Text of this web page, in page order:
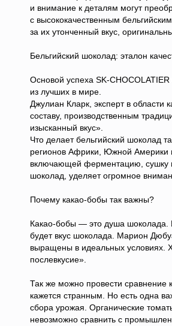
и внимание к деталям могут
с высококачественным
за их утонченный вкус,
Бельгийский шоколад: эталон
Основой успеха SK-
из лучших в мире.
Джулиан Кларк, эксперт в области
составу, производственным
изысканный вкус».
Что делает бельгийский шоколад
регионов Африки, Южной Америки
включающей ферментацию, сушку
шоколад, уделяет огромное
Почему какао-бобы так важны?
Какао-бобы — это душа шоколада.
будет вкус шоколада. Марион
выращены в идеальных условиях.
послевкусие».
Так же можно провести сравнение
кажется странным. Но есть одна
сбора урожая. Органические
невозможно сравнить с